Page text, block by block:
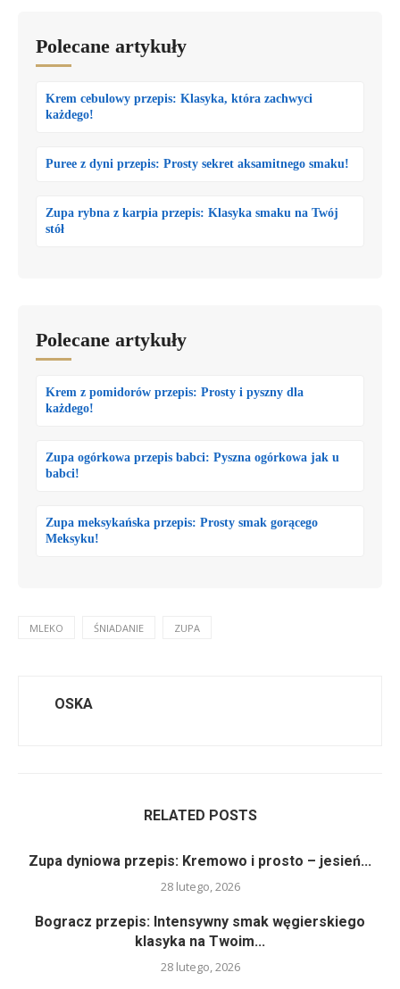
Polecane artykuły
Krem cebulowy przepis: Klasyka, która zachwyci
każdego!
Puree z dyni przepis: Prosty sekret aksamitnego smaku!
Zupa rybna z karpia przepis: Klasyka smaku na Twój
stół
Polecane artykuły
Krem z pomidorów przepis: Prosty i pyszny dla
każdego!
Zupa ogórkowa przepis babci: Pyszna ogórkowa jak u
babci!
Zupa meksykańska przepis: Prosty smak gorącego
Meksyku!
MLEKO ŚNIADANIE ZUPA
OSKA
RELATED POSTS
Zupa dyniowa przepis: Kremowo i prosto – jesień...
28 lutego, 2026
Bogracz przepis: Intensywny smak węgierskiego
klasyka na Twoim...
28 lutego, 2026